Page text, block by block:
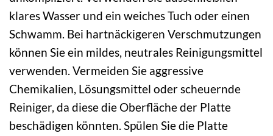
klares Wasser und ein weiches Tuch oder einen
Schwamm. Bei hartnäckigeren Verschmutzungen
können Sie ein mildes, neutrales Reinigungsmittel
verwenden. Vermeiden Sie aggressive
Chemikalien, Lösungsmittel oder scheuernde
Reiniger, da diese die Oberfläche der Platte
beschädigen könnten. Spülen Sie die Platte